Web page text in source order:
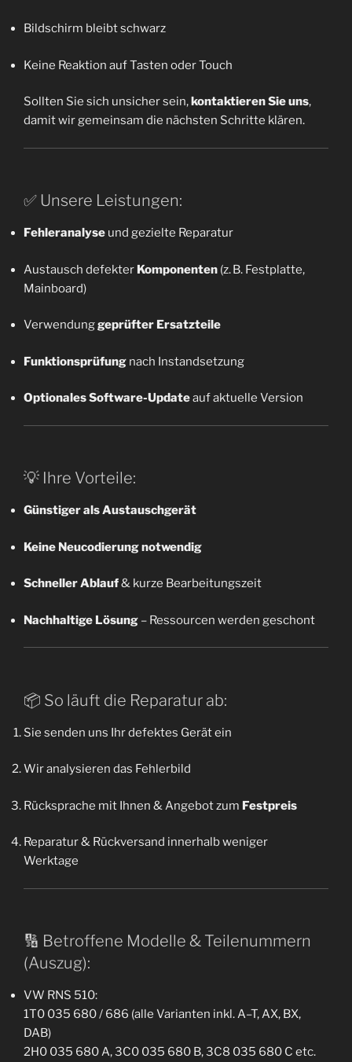
Bildschirm bleibt schwarz
Keine Reaktion auf Tasten oder Touch
Sollten Sie sich unsicher sein,kontaktieren Sie uns,
damit wir gemeinsam die nächsten Schritte klären.
✅ Unsere Leistungen:
Fehleranalyse und gezielte Reparatur
Austausch defekter Komponenten (z. B. Festplatte,
Mainboard)
Verwendunggeprüfter Ersatzteile
Funktionsprüfung nach Instandsetzung
Optionales Software-Updateauf aktuelle Version
💡 Ihre Vorteile:
Günstiger als Austauschgerät
Keine Neucodierung notwendig
Schneller Ablauf& kurze Bearbeitungszeit
Nachhaltige Lösung – Ressourcen werden geschont
📦 So läuft die Reparatur ab:
Sie senden uns Ihr defektes Gerät ein
Wir analysieren das Fehlerbild
Rücksprache mit Ihnen & Angebot zum Festpreis
Reparatur & Rückversand innerhalb weniger
Werktage
🔢 Betroffene Modelle & Teilenummern
(Auszug):
VW RNS 510:
1T0 035 680 / 686 (alle Varianten inkl. A–T, AX, BX,
DAB)
2H0 035 680 A, 3C0 035 680 B, 3C8 035 680 C etc.